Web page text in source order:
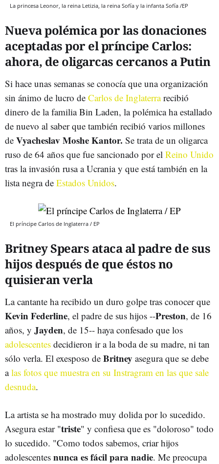
La princesa Leonor, la reina Letizia, la reina Sofía y la infanta Sofía /EP
Nueva polémica por las donaciones
aceptadas por el príncipe Carlos:
ahora, de oligarcas cercanos a Putin
Si hace unas semanas se conocía que una organización
sin ánimo de lucro de Carlos de Inglaterrarecibió
dinero de la familia Bin Laden, la polémica ha estallado
de nuevo al saber que también recibió varios millones
de Vyacheslav Moshe Kantor. Se trata de un oligarca
ruso de 64 años que fue sancionado por el Reino Unido
tras la invasión rusa a Ucrania y que está también en la
lista negra de Estados Unidos.
El príncipe Carlos de Inglaterra / EP
Britney Spears ataca al padre de sus
hijos después de que éstos no
quisieran verla
La cantante ha recibido un duro golpe tras conocer que
Kevin Federline, el padre de sus hijos --Preston, de 16
años, y Jayden, de 15-- haya confesado que los
adolescentes decidieron ir a la boda de su madre, ni tan
sólo verla. El exesposo de Britney asegura que se debe
alas fotos que muestra en su Instragram en las que sale
desnuda.
La artista se ha mostrado muy dolida por lo sucedido.
Asegura estar "triste" y confiesa que es "doloroso" todo
lo sucedido. "Como todos sabemos, criar hijos
adolescentes nunca es fácil para nadie. Me preocupa